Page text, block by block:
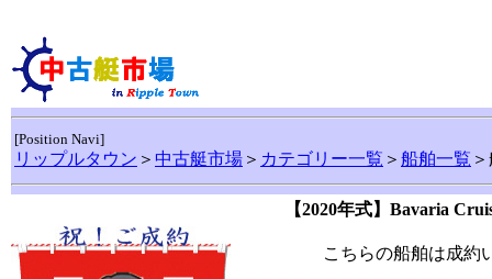
[Position Navi]
リップルタウン ＞ 中古艇市場 ＞ カテゴリー一覧 ＞ 船舶一覧
【2020年式】Bavaria
こちらの船舶は成約